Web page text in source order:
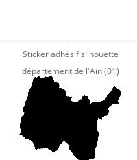
Sticker adhésif silhouette
département de l'Ain (01)